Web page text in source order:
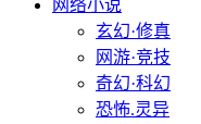
网络小说
玄幻·修真
网游·竞技
奇幻·科幻
恐怖.灵异